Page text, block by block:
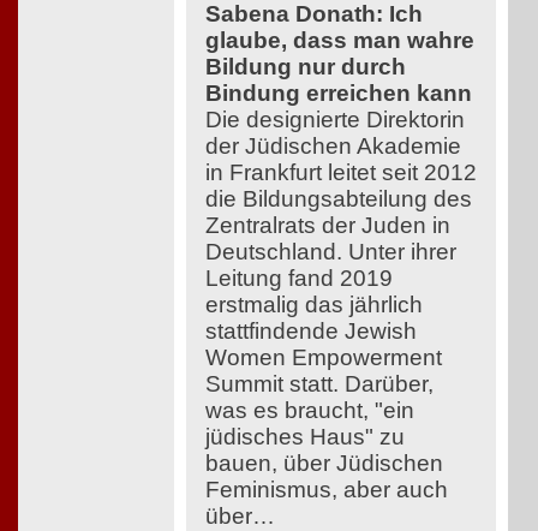
Sabena Donath: Ich
glaube, dass man wahre
Bildung nur durch
Bindung erreichen kann
Die designierte Direktorin
der Jüdischen Akademie
in Frankfurt leitet seit 2012
die Bildungsabteilung des
Zentralrats der Juden in
Deutschland. Unter ihrer
Leitung fand 2019
erstmalig das jährlich
stattfindende Jewish
Women Empowerment
Summit statt. Darüber,
was es braucht, "ein
jüdisches Haus" zu
bauen, über Jüdischen
Feminismus, aber auch
über…